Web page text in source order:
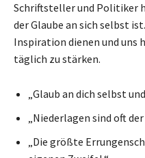
Schriftsteller und Politiker
der Glaube an sich selbst
Inspiration dienen und uns
täglich zu stärken.
„Glaub an dich selbst
„Niederlagen sind oft
„Die größte